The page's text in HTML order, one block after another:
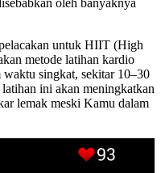
untuk HIIT (High
metode latihan kardio
singkat, sekitar 10–30
ini akan meningkatkan
lemak meski Kamu dalam